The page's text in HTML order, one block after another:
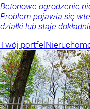
Betonowe ogrodzenie
Problem pojawia się
działki lub staje
Twój portfel